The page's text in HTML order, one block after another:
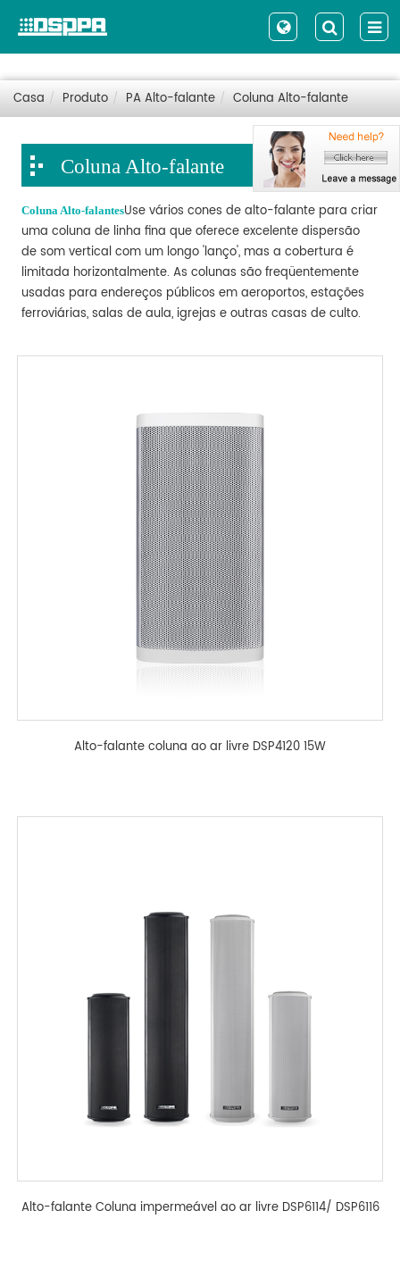
Casa Produto PA Alto-falante Coluna Alto-falante
Coluna Alto-falante
Coluna Alto-falantesUse vários cones de alto-falante para criar
uma coluna de linha fina que oferece excelente dispersão
de som vertical com um longo 'lanço', mas a cobertura é
limitada horizontalmente. As colunas são freqüentemente
usadas para endereços públicos em aeroportos, estações
ferroviárias, salas de aula, igrejas e outras casas de culto.
Alto-falante coluna ao ar livre DSP4120 15W
Alto-falante Coluna impermeável ao ar livre DSP6114/ DSP6116